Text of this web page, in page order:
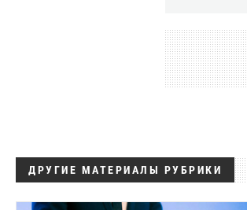
ДРУГИЕ МАТЕРИАЛЫ РУБРИКИ